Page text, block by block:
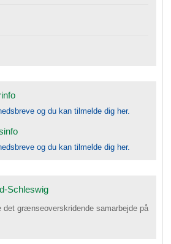
og du kan tilmelde dig her.
og du kan tilmelde dig her.
Schleswig
det grænseoverskridende samarbejde på